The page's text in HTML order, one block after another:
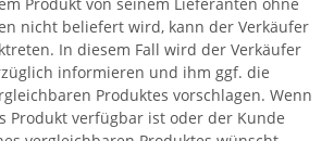
nicht beliefert wird, kann der Verkäufer
In diesem Fall wird der Verkäufer
informieren und ihm ggf. die
Produktes vorschlagen. Wenn
Produkt verfügbar ist oder der Kunde